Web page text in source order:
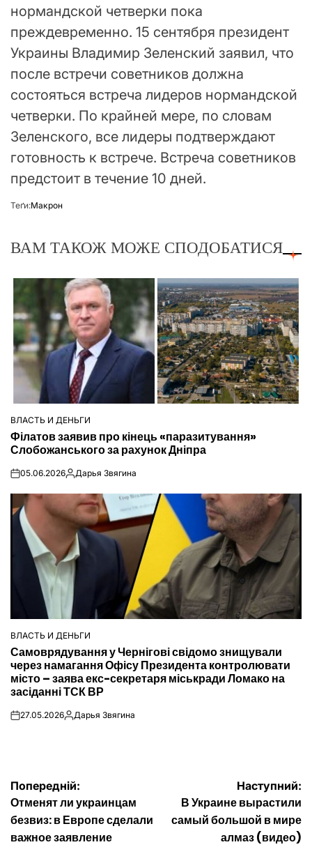
нормандской четверки пока
преждевременно. 15 сентября президент
Украины Владимир Зеленский заявил, что
после встречи советников должна
состояться встреча лидеров нормандской
четверки. По крайней мере, по словам
Зеленского, все лидеры подтверждают
готовность к встрече. Встреча советников
предстоит в течение 10 дней.
Теґи:Макрон
ВАМ ТАКОЖ МОЖЕ СПОДОБАТИСЯ
ОПУБЛІКУВАТИ
У
ВЛАСТЬ И ДЕНЬГИ
Філатов заявив про кінець «паразитування»
Слобожанського за рахунок Дніпра
on05.06.2026Опубліковано
Дарья Звягина
ОПУБЛІКУВАТИ
У
ВЛАСТЬ И ДЕНЬГИ
Самоврядування у Чернігові свідомо знищували
через намагання Офісу Президента контролювати
місто – заява екс-секретаря міськради Ломако на
засіданні ТСК ВР
on27.05.2026Опубліковано
Дарья Звягина
Навігація
записів
Попередній:
Отменят ли украинцам
безвиз: в Европе сделали
важное заявление
Наступний:
В Украине вырастили
самый большой в мире
алмаз (видео)